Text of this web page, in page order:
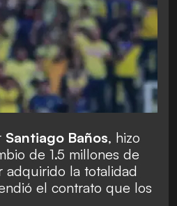
Santiago Baños, hizo
de 1.5 millones de
adquirido la totalidad
el contrato que los